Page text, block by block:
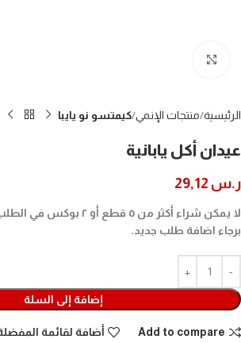
الرئيسية منتجات الإنمي كيمتسو نو يايبا
عيدان أكل يابانية
ر.س
لا يمكن شراء أكثر من ٥ قطع
برجاء اضافة طلب جديد.
إضافة إلى السلة
Add to compare أضافة لقائمة